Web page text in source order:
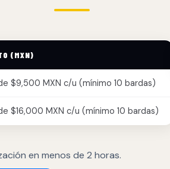
(MXN)
$9,500 MXN c/u (mínimo 10 bardas)
$16,000 MXN c/u (mínimo 10 bardas)
en menos de 2 horas.